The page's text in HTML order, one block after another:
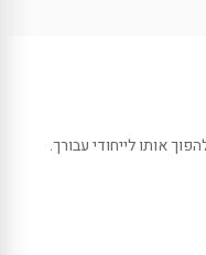
אותו לייחודי עבורך.